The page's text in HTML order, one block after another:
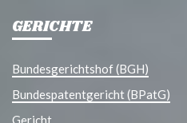
GERICHTE
Bundesgerichtshof (BGH)
Bundespatentgericht (BPatG)